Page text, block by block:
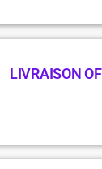
LIVRAISON